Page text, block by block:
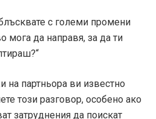
с големи промени
мога да направя, за да ти
партньора ви известно
този разговор, особено ако
затруднения да поискат